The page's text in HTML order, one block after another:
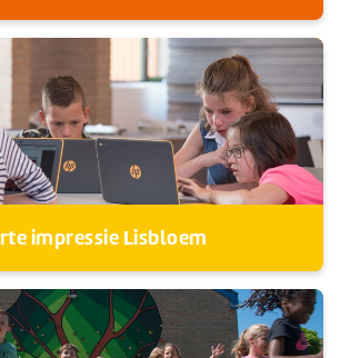
impressie Lisbloem